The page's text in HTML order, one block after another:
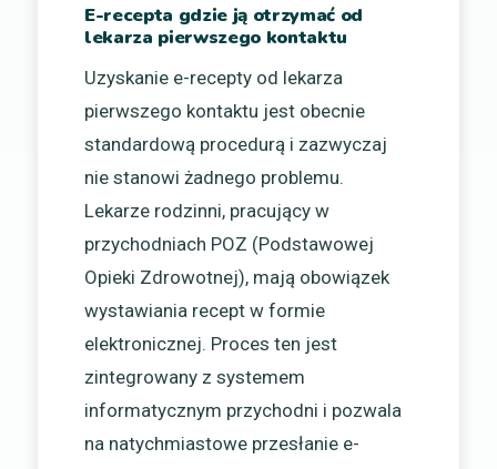
E-recepta gdzie ją otrzymać od
lekarza pierwszego kontaktu
Uzyskanie e-recepty od lekarza
pierwszego kontaktu jest obecnie
standardową procedurą i zazwyczaj
nie stanowi żadnego problemu.
Lekarze rodzinni, pracujący w
przychodniach POZ (Podstawowej
Opieki Zdrowotnej), mają obowiązek
wystawiania recept w formie
elektronicznej. Proces ten jest
zintegrowany z systemem
informatycznym przychodni i pozwala
na natychmiastowe przesłanie e-